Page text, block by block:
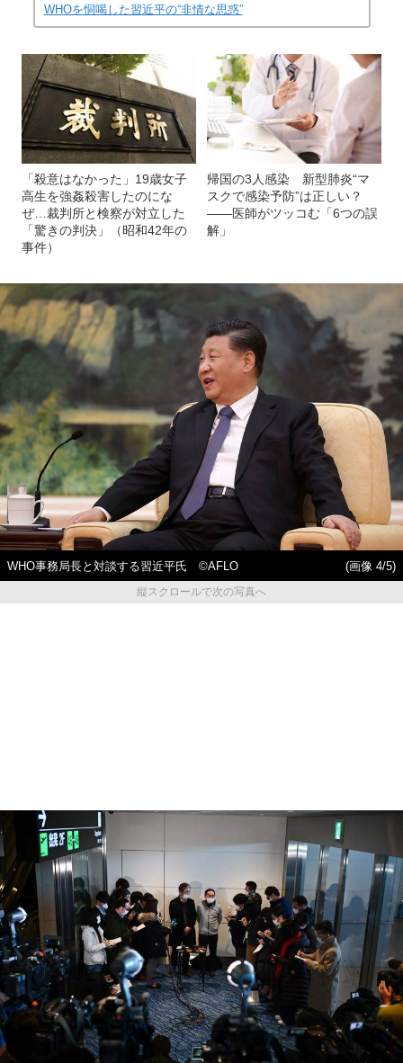
WHOを恫喝した習近平の“非情な思惑”
「殺意はなかった」19歳女子
高生を強姦殺害したのにな
ぜ…裁判所と検察が対立した
「驚きの判決」（昭和42年の
事件）
帰国の3人感染 新型肺炎“マ
スクで感染予防”は正しい？
――医師がツッコむ「6つの誤
解」
WHO事務局長と対談する習近平氏 ©AFLO
(画像 4/5)
縦スクロールで次の写真へ